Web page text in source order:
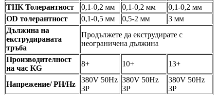
THK Толерантност
0,1-0,2 мм 0,1-0,2 мм
0,1-0,2 мм
OD толерантност
0,1-0,5 мм 0,5-2 мм
3 мм
Дължина на
екструдираната
тръба
Продължете да екструдирате с
неограничена дължина
Производителност
на час KG
8+ 10+ 13+
Напрежение/ PH/Hz
380V 50Hz
3P
380V 50Hz
3P
380V 50Hz
3P